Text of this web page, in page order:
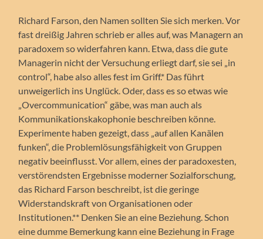
Richard Farson, den Namen sollten Sie sich merken. Vor
fast dreißig Jahren schrieb er alles auf, was Managern an
paradoxem so widerfahren kann. Etwa, dass die gute
Managerin nicht der Versuchung erliegt darf, sie sei „in
control“, habe also alles fest im Griff.* Das führt
unweigerlich ins Unglück. Oder, dass es so etwas wie
„Overcommunication“ gäbe, was man auch als
Kommunikationskakophonie beschreiben könne.
Experimente haben gezeigt, dass „auf allen Kanälen
funken“, die Problemlösungsfähigkeit von Gruppen
negativ beeinflusst. Vor allem, eines der paradoxesten,
verstörendsten Ergebnisse moderner Sozialforschung,
das Richard Farson beschreibt, ist die geringe
Widerstandskraft von Organisationen oder
Institutionen.** Denken Sie an eine Beziehung. Schon
eine dumme Bemerkung kann eine Beziehung in Frage